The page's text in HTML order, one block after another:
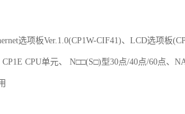
选项板Ver.1.0(CP1W-CIF41)、LCD选项板
CPU单元、 N□□(S□)型30点/40点/60点、